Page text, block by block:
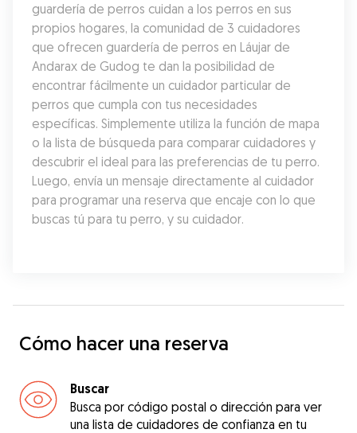
guardería de perros cuidan a los perros en sus
propios hogares, la comunidad de 3 cuidadores
que ofrecen guardería de perros en Láujar de
Andarax de Gudog te dan la posibilidad de
encontrar fácilmente un cuidador particular de
perros que cumpla con tus necesidades
específicas. Simplemente utiliza la función de mapa
o la lista de búsqueda para comparar cuidadores y
descubrir el ideal para las preferencias de tu perro.
Luego, envía un mensaje directamente al cuidador
para programar una reserva que encaje con lo que
buscas tú para tu perro, y su cuidador.
Cómo hacer una reserva
Buscar
Busca por código postal o dirección para ver
una lista de cuidadores de confianza en tu